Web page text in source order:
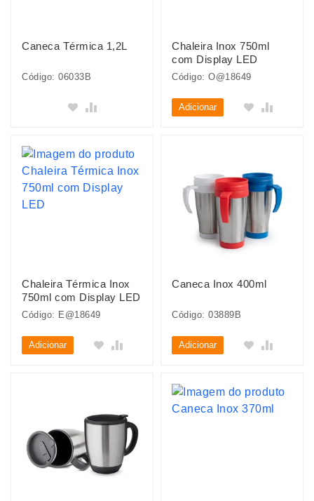
Caneca Térmica 1,2L
Código: 06033B
Chaleira Inox 750ml
com Display LED
Código: O@18649
Adicionar
Chaleira Térmica Inox
750ml com Display LED
Código: E@18649
Adicionar
Caneca Inox 400ml
Código: 03889B
Adicionar